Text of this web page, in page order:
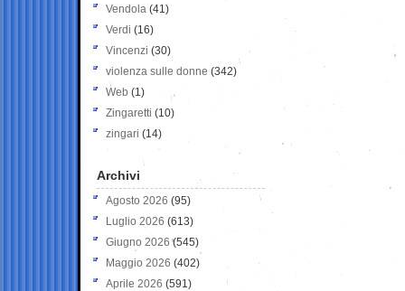
Vendola (41)
Verdi (16)
Vincenzi (30)
violenza sulle donne (342)
Web (1)
Zingaretti (10)
zingari (14)
Archivi
Agosto 2026 (95)
Luglio 2026 (613)
Giugno 2026 (545)
Maggio 2026 (402)
Aprile 2026 (591)